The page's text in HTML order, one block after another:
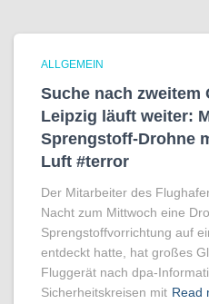
ALLGEMEIN
Suche nach zweitem
Leipzig läuft weiter:
Sprengstoff-Drohne
Luft #terror
Der Mitarbeiter des
Nacht zum Mittwoch eine
Sprengstoffvorrichtung auf
entdeckt hatte, hat großes
Fluggerät nach dpa-
Sicherheitskreisen mit Read